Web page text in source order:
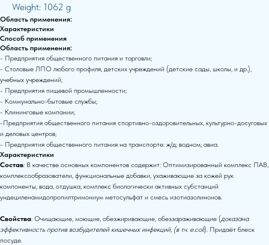
Weight: 1062 g
Область применения:
Характеристики
Способ применения
Область применения:
- Предприятия общественного питания и торговли;
- Столовые ЛПО любого профиля, детских учреждений (детские сады, школы, и др.),
учебных учреждений;
- Предприятия пищевой промышленности;
- Коммунально-бытовые службы;
- Клининговые компании;
-Предприятия общественного питания спортивно-оздоровительных, культурно-досуговых
и деловых центров;
- Предприятия общественного питания на транспорте: ж/д; водном; авиа.
Характеристики
Состав: В качестве основных компонентов содержит: Оптимизированный комплекс ПАВ,
комплексообразователи, функциональные добавки, ухаживающие за кожей рук
компоненты, вода, отдушка, комплекс биологически активных субстанций
ундециленамидопропил­­тримониум метосульфат и смесь изотиазолинонов.
Свойства: Очищающие, моющие, обезжиривающие, обеззараживающие (доказана
эффективность против возбудителей кишечных инфекций, (в т.ч. e.coli). Придаёт блеск
посуде.